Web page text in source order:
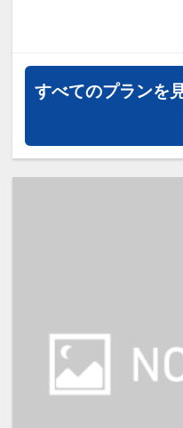
※1ベッドで
※2名様で利
です。
※宿泊税が必
時で価格が異
あらかじめ
すべてのプランを